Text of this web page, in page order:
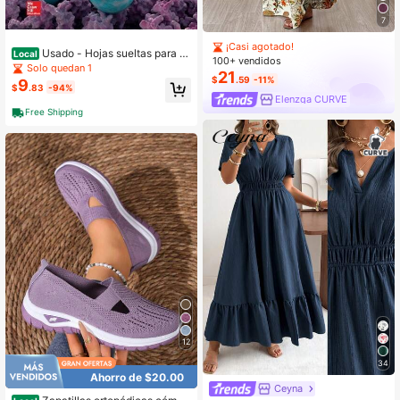
Local Usado - Hojas sueltas para Q
uímica Orgánica (Tapa dura) de Fra
ncis A. Carey, Robert M. Giuliano
Solo quedan 1
$9.83 -94%
Free Shipping
12
Ahorro de $20.00
7
¡Casi agotado!
100+ vendidos
$21 .59 -11%
Elenzga CURVE
34
Ceyna